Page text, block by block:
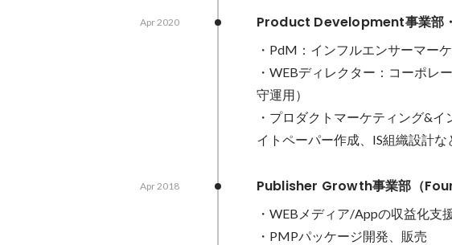
Product Development事業部
Apr 2020
・PdM：インフルエンサーマー
・WEBディレクター：コーポレ
守運用）
・プロダクトマーケティング&
イトペーパー作成、IS組織設計な
Publisher Growth事業部（
Apr 2018
・WEBメディア/Appの収益化支
・PMPパッケージ開発、販売